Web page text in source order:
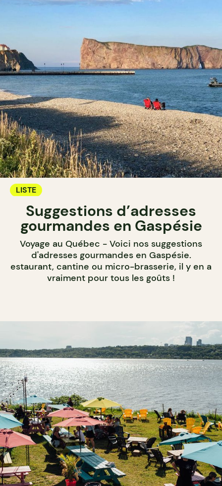
LISTE
Suggestions d’adresses
gourmandes en Gaspésie
Voyage au Québec - Voici nos suggestions
d'adresses gourmandes en Gaspésie.
estaurant, cantine ou micro-brasserie, il y en a
vraiment pour tous les goûts !